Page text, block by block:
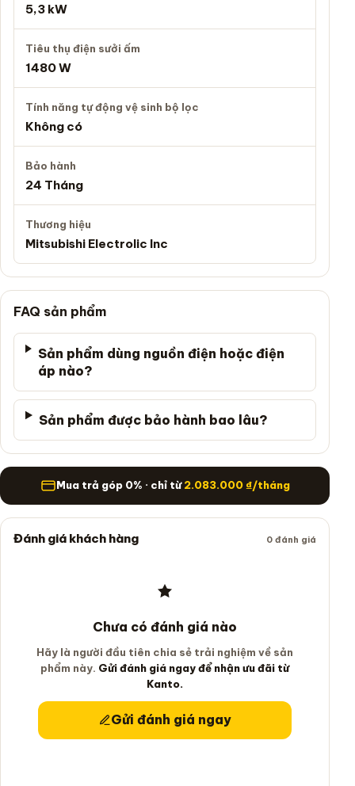
5,3 kW
Tiêu thụ điện sưởi ấm
1480 W
Tính năng tự động vệ sinh bộ lọc
Không có
Bảo hành
24 Tháng
Thương hiệu
Mitsubishi Electrolic Inc
FAQ sản phẩm
Sản phẩm dùng nguồn điện hoặc điện
áp nào?
Sản phẩm được bảo hành bao lâu?
Mua trả góp Mua trả góp 0% · chỉ từ2.083.000₫/tháng
Đánh giá khách hàng 0 đánh giá
Chưa có đánh giá nào
Hãy là người đầu tiên chia sẻ trải nghiệm về sản
phẩm này. Gửi đánh giá ngay để nhận ưu đãi từ
Kanto.
Gửi đánh giá ngay